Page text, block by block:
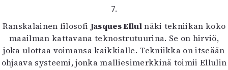
7.
Ranskalainen filosofi Jasques Ellulnäki tekniikan koko
maailman kattavana teknostrutuurina. Se on hirviö,
joka ulottaa voimansa kaikkialle. Tekniikka on itseään
ohjaava systeemi, jonka malliesimerkkinä toimii Ellulin